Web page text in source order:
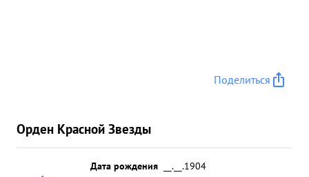
Поделиться
Орден Красной Звезды
Дата рождения
__.__.1904